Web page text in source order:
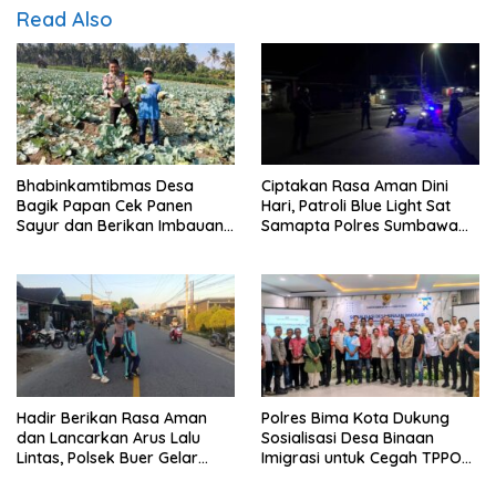
Read Also
Bhabinkamtibmas Desa
Bagik Papan Cek Panen
Sayur dan Berikan Imbauan
Ciptakan Rasa Aman Dini
Hari, Patroli Blue Light Sat
Samapta Polres Sumbawa
Hadir Berikan Rasa Aman
dan Lancarkan Arus Lalu
Lintas, Polsek Buer Gelar
Polres Bima Kota Dukung
Sosialisasi Desa Binaan
Imigrasi untuk Cegah TPPO